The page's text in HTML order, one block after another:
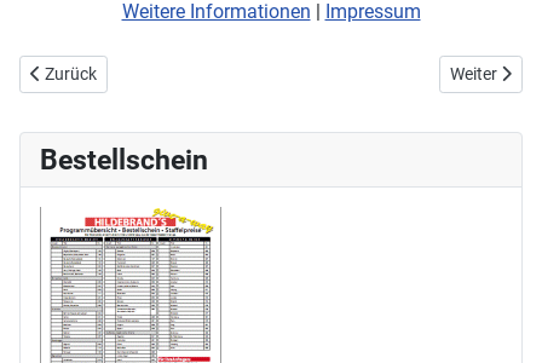
Vorheriger Beitrag: Lissabon
Zurück Nächster
Weiter
Bestellschein
Weitere Informationen | Impressum